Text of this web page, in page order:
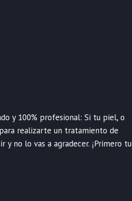
y 100% profesional: Si tu piel, o
realizarte un tratamiento de
y no lo vas a agradecer. ¡Primero tu